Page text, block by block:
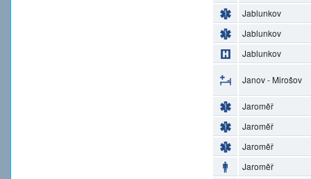
Jablunkov
Jablunkov
Jablunkov
Janov - Mirošov
Jaroměř
Jaroměř
Jaroměř
Jaroměř